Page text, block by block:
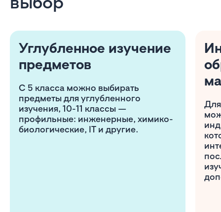
Углубленное изучение
предметов
С 5 класса можно выбирать
предметы для углубленного
изучения, 10-11 классы —
профильные: инженерные, химико-
биологические, IT и другие.